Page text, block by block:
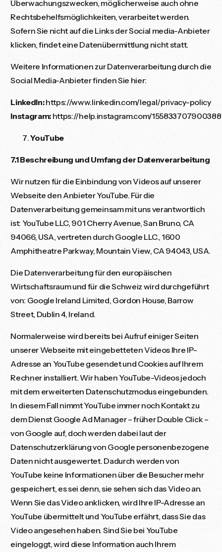
Überwachungszwecken, möglicherweise auch ohne
Rechtsbehelfsmöglichkeiten, verarbeitet werden.
Sofern Sie nicht auf die Links der Social media-Anbieter
klicken, findet eine Datenübermittlung nicht statt.
Weitere Informationen zur Datenverarbeitung durch die
Social Media-Anbieter finden Sie hier:
LinkedIn:https://www.linkedin.com/legal/privacy-policy
Instagram: https://help.instagram.com/155833707900388
YouTube
7.1 Beschreibung und Umfang der Datenverarbeitung
Wir nutzen für die Einbindung von Videos auf unserer
Webseite den Anbieter YouTube. Für die
Datenverarbeitung gemeinsam mit uns verantwortlich
ist: YouTube LLC, 901 Cherry Avenue, San Bruno, CA
94066, USA, vertreten durch Google LLC., 1600
Amphitheatre Parkway, Mountain View, CA 94043, USA.
Die Datenverarbeitung für den europäischen
Wirtschaftsraum und für die Schweiz wird durchgeführt
von: Google Ireland Limited, Gordon House, Barrow
Street, Dublin 4, Ireland.
Normalerweise wird bereits bei Aufruf einiger Seiten
unserer Webseite mit eingebetteten Videos Ihre IP-
Adresse an YouTube gesendet und Cookies auf Ihrem
Rechner installiert. Wir haben YouTube-Videos jedoch
mit dem erweiterten Datenschutzmodus eingebunden.
In diesem Fall nimmt YouTube immer noch Kontakt zu
dem Dienst Google Ad Manager – früher Double Click –
von Google auf, doch werden dabei laut der
Datenschutzerklärung von Google personenbezogene
Daten nicht ausgewertet. Dadurch werden von
YouTube keine Informationen über die Besucher mehr
gespeichert, es sei denn, sie sehen sich das Video an.
Wenn Sie das Video anklicken, wird Ihre IP-Adresse an
YouTube übermittelt und YouTube erfährt, dass Sie das
Video angesehen haben. Sind Sie bei YouTube
eingeloggt, wird diese Information auch Ihrem